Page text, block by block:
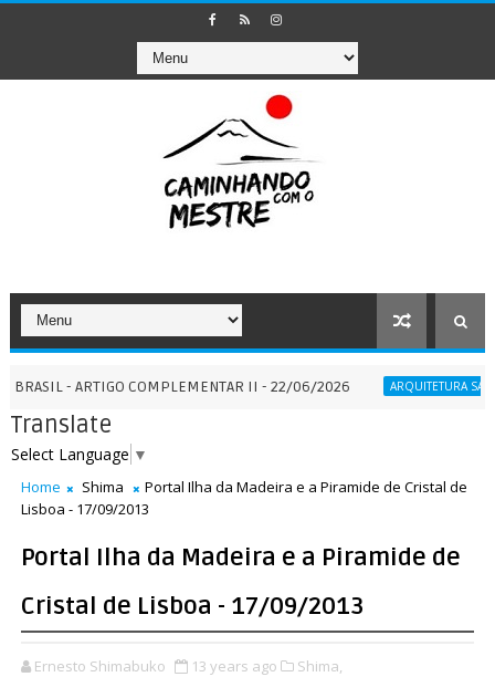
ARTIGO COMPLEMENTAR II - 22/06/2026 ARQUITETURA SAGRADA
Translate
Select Language ▼
Home Shima
Portal Ilha da Madeira e a Piramide de Cristal de
Lisboa - 17/09/2013
Portal Ilha da Madeira e a Piramide de
Cristal de Lisboa - 17/09/2013
Ernesto Shimabuko 13 years ago Shima,